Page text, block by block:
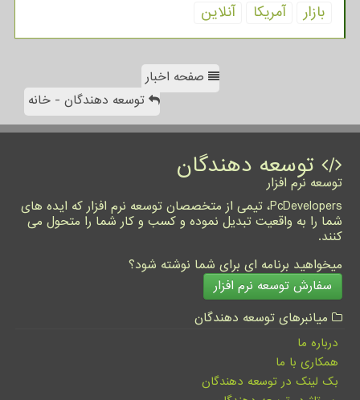
بازار
آمریكا آنلاین
صفحه اخبار
توسعه دهندگان - خانه
توسعه دهندگان
توسعه نرم افزار
PcDevelopers، تیمی از متخصصان توسعه نرم افزار که ایده های
شما را به واقعیت تبدیل نموده و کسب و کار شما را متحول می
کنند.
میخواهید برنامه ای برای شما نوشته شود؟
سفارش توسعه نرم افزار
میانبرهای توسعه دهندگان
درباره ما
همکاری با ما
بک لینک در توسعه دهندگان